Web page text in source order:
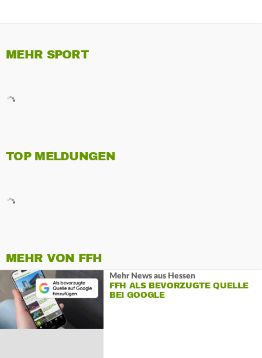
MEHR SPORT
TOP MELDUNGEN
MEHR VON FFH
Mehr News aus Hessen
FFH ALS BEVORZUGTE QUELLE
BEI GOOGLE